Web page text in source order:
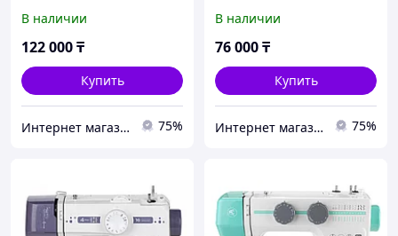
В наличии
122 000₸
Купить
Интернет магазин "Техника" 75%
В наличии
76 000₸
Купить
Интернет магазин "Техника" 75%